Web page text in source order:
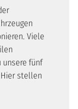
Viele
unsere fünf
stellen